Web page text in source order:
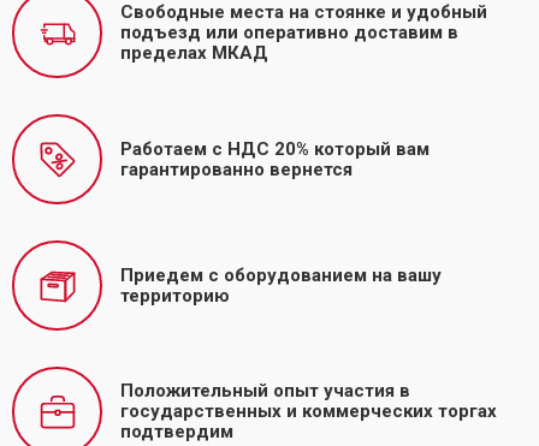
Свободные места на стоянке и удобный
подъезд или оперативно доставим в
пределах МКАД
Работаем с НДС 20% который вам
гарантированно вернется
Приедем с оборудованием на вашу
территорию
Положительный опыт участия в
государственных и коммерческих торгах
подтвердим